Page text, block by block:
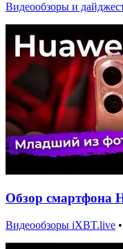
Видеообзоры и
Обзор смартфона
Видеообзоры iXBT.live •